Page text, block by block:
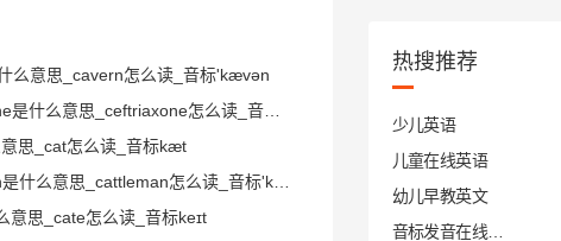
么意思_cavern怎么读_音标'kævən
ceftriaxone是什么意思_ceftriaxone怎么读_音标seftra'ɪæksn
思_cat怎么读_音标kæt
cattleman是什么意思_cattleman怎么读_音标'kætlmən
意思_cate怎么读_音标keɪt
热搜推荐
少儿英语
儿童在线英语
幼儿早教英文